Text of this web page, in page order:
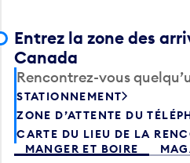
Entrez la zone des
Canada
Rencontrez-vous
STATIONNEMENT
ZONE D’ATTENTE DU
CARTE DU LIEU DE LA
MANGER ET BOIRE